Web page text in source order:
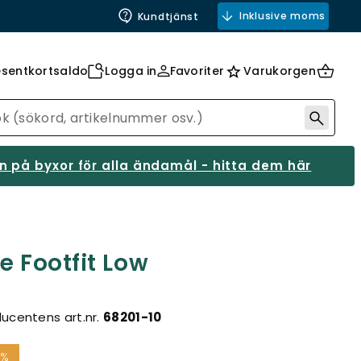
Kundtjänst Inklusive moms
Logga in Favoriter Varukorgen
på byxor för alla ändamål - hitta dem här
Footfit Low
art.nr. 68201-10